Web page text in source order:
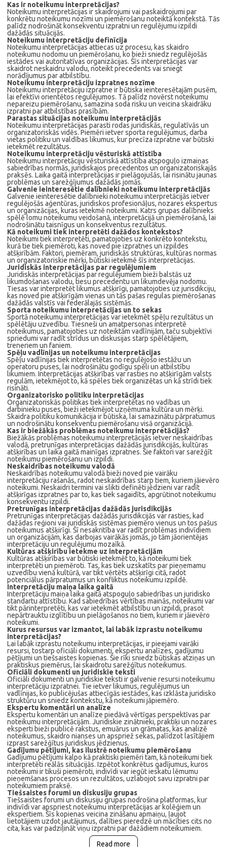
Kas ir noteikumu interpretācijas?
Noteikumu interpretācijas ir skaidrojumi vai paskaidrojumi par
konkrētu noteikumu nozīmi un piemērošanu noteiktā kontekstā. Tās
palīdz nodrošināt konsekventu izpratni un regulējumu izpildi
dažādās situācijās.
Noteikumu interpretāciju definīcija
Noteikumu interpretācijas attiecas uz procesu, kas skaidro
noteikumu nodomu un piemērošanu, ko bieži sniedz regulējošās
iestādes vai autoritatīvas organizācijas. Šīs interpretācijas var
skaidrot neskaidru valodu, noteikt precedents vai sniegt
norādījumus par atbilstību.
Noteikumu interpretāciju izpratnes nozīme
Noteikumu interpretāciju izpratne ir būtiska ieinteresētajām pusēm,
lai efektīvi orientētos regulējumos. Tā palīdz novērst noteikumu
nepareizu piemērošanu, samazina soda risku un veicina skaidrāku
izpratni par atbilstības prasībām.
Parastas situācijas noteikumu interpretācijās
Noteikumu interpretācijas parasti rodas juridiskās, regulatīvās un
organizatoriskās vidēs. Piemēri ietver sporta regulējumus, darba
vietas politiku un valdības likumus, kur precīza izpratne var būtiski
ietekmēt rezultātus.
Noteikumu interpretāciju vēsturiskā attīstība
Noteikumu interpretāciju vēsturiskā attīstība atspoguļo izmaiņas
sabiedrības normās, juridiskajos precedentos un organizatoriskajās
praksēs. Laika gaitā interpretācijas ir pielāgojušās, lai risinātu jaunas
problēmas un sarežģījumus dažādās jomās.
Galvenie ieinteresētie dalībnieki noteikumu interpretācijās
Galvenie ieinteresētie dalībnieki noteikumu interpretācijās ietver
regulējošās aģentūras, juridiskos profesionāļus, nozares ekspertus
un organizācijas, kuras ietekmē noteikumi. Katrs grupas dalībnieks
spēlē lomu noteikumu veidošanā, interpretācijā un piemērošanā, lai
nodrošinātu taisnīgus un konsekventus rezultātus.
Kā noteikumi tiek interpretēti dažādos kontekstos?
Noteikumi tiek interpretēti, pamatojoties uz konkrēto kontekstu,
kurā tie tiek piemēroti, kas noved pie izpratnes un izpildes
atšķirībām. Faktori, piemēram, juridiskās struktūras, kultūras normas
un organizatoriskie mērķi, būtiski ietekmē šīs interpretācijas.
Juridiskās interpretācijas par regulējumiem
Juridiskās interpretācijas par regulējumiem bieži balstās uz
likumdošanas valodu, tiesu precedentu un likumdevēja nodomu.
Tiesas var interpretēt likumus atšķirīgi, pamatojoties uz jurisdikciju,
kas noved pie atšķirīgām vienas un tās pašas regulas piemērošanas
dažādās valstīs vai federālajās sistēmās.
Sporta noteikumu interpretācijas un to sekas
Sportā noteikumu interpretācijas var ietekmēt spēļu rezultātus un
spēlētāju uzvedību. Tiesneši un amatpersonas interpretē
noteikumus, pamatojoties uz noteiktām vadlīnijām, taču subjektīvi
spriedumi var radīt strīdus un diskusijas starp spēlētājiem,
treneriem un faniem.
Spēļu vadlīnijas un noteikumu interpretācijas
Spēļu vadlīnijas tiek interpretētas no regulējošo iestāžu un
operatoru puses, lai nodrošinātu godīgu spēli un atbilstību
likumiem. Interpretācijas atšķirības var rasties no atšķirīgām valsts
regulām, ietekmējot to, kā spēles tiek organizētas un kā strīdi tiek
risināti.
Organizatorisko politiku interpretācijas
Organizatoriskās politikas tiek interpretētas no vadības un
darbinieku puses, bieži ietekmējot uzņēmuma kultūra un mērķi.
Skaidra politiku komunikācija ir būtiska, lai samazinātu pārpratumus
un nodrošinātu konsekventu piemērošanu visā organizācijā.
Kas ir biežākās problēmas noteikumu interpretācijās?
Biežākās problēmas noteikumu interpretācijās ietver neskaidrības
valodā, pretrunīgas interpretācijas dažādās jurisdikcijās, kultūras
atšķirības un laika gaitā mainīgas izpratnes. Šie faktori var sarežģīt
noteikumu piemērošanu un izpildi.
Neskaidrības noteikumu valodā
Neskaidrības noteikumu valodā bieži noved pie vairāku
interpretāciju rašanās, radot neskaidrības starp tiem, kuriem jāievēro
noteikumi. Neskaidri termini vai slikti definēti jēdzieni var radīt
atšķirīgas izpratnes par to, kas tiek sagaidīts, apgrūtinot noteikumu
konsekventu izpildi.
Pretrunīgas interpretācijas dažādās jurisdikcijās
Pretrunīgas interpretācijas dažādās jurisdikcijās var rasties, kad
dažādas reģioni vai juridiskās sistēmas piemēro vienus un tos pašus
noteikumus atšķirīgi. Šī nesakritība var radīt problēmas indivīdiem
un organizācijām, kas darbojas vairākās jomās, jo tām jāorientējas
interpretāciju un regulējumu mozaīkā.
Kultūras atšķirību ietekme uz interpretācijām
Kultūras atšķirības var būtiski ietekmēt to, kā noteikumi tiek
interpretēti un piemēroti. Tas, kas tiek uzskatīts par pieņemamu
uzvedību vienā kultūrā, var tikt vērtēts atšķirīgi citā, radot
potenciālus pārpratumus un konfliktus noteikumu izpildē.
Interpretāciju maiņa laika gaitā
Interpretāciju maiņa laika gaitā atspoguļo sabiedrības un juridisko
standartu attīstību. Kad sabiedrības vērtības mainās, noteikumi var
tikt pārinterpretēti, kas var ietekmēt atbilstību un izpildi, prasot
nepārtrauktu izglītību un pielāgošanos no tiem, kuriem ir jāievēro
noteikumi.
Kurus resursus var izmantot, lai labāk izprastu noteikumu
interpretācijas?
Lai labāk izprastu noteikumu interpretācijas, ir pieejami vairāki
resursi, tostarp oficiāli dokumenti, ekspertu analīzes, gadījumu
pētījumi un tiešsaistes kopienas. Šie rīki sniedz būtiskas atziņas un
praktiskus piemērus, lai skaidrotu sarežģītus noteikumus.
Oficiāli dokumenti un juridiskie teksti
Oficiāli dokumenti un juridiskie teksti ir galvenie resursi noteikumu
interpretāciju izpratnei. Tie ietver likumus, regulējumus un
vadlīnijas, ko publicējušas attiecīgās iestādes, kas izklāsta juridisko
struktūru un sniedz kontekstu, kā noteikumi jāpiemēro.
Ekspertu komentāri un analīze
Ekspertu komentāri un analīze piedāvā vērtīgas perspektīvas par
noteikumu interpretācijām. Juridiskie zinātnieki, praktiķi un nozares
eksperti bieži publicē rakstus, emuārus un grāmatas, kas analizē
noteikumus, skaidro nianses un apspriež sekas, palīdzot lasītājiem
izprast sarežģītus juridiskus jēdzienus.
Gadījumu pētījumi, kas ilustrē noteikumu piemērošanu
Gadījumu pētījumi kalpo kā praktiski piemēri tam, kā noteikumi tiek
interpretēti reālās situācijās. Izpētot konkrētus gadījumus, kuros
noteikumi ir tikuši piemēroti, indivīdi var iegūt ieskatu lēmumu
pieņemšanas procesos un rezultātos, uzlabojot savu izpratni par
noteikumiem praksē.
Tiešsaistes forumi un diskusiju grupas
Tiešsaistes forumi un diskusiju grupas nodrošina platformas, kur
indivīdi var apspriest noteikumu interpretācijas ar kolēģiem un
ekspertiem. Šīs kopienas veicina zināšanu apmaiņu, ļaujot
lietotājiem uzdot jautājumus, dalīties pieredzē un mācīties cits no
cita, kas var padziļināt viņu izpratni par dažādiem noteikumiem.
Read more